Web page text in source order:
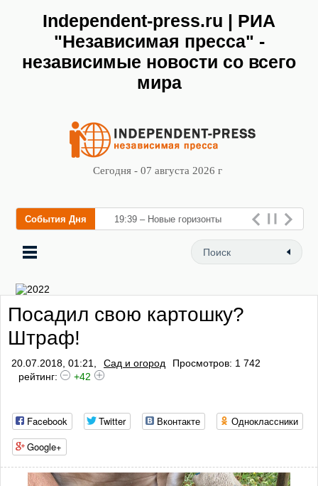
Independent-press.ru | РИА
"Независимая пресса" -
независимые новости со всего
мира
Сегодня - 07 августа 2026 г
События Дня 19:39 – Новые горизонты
флебологии: в Москве
открылся «Городской центр
заболеваний вен и
Посадил свою картошку?
Штраф!
20.07.2018, 01:21, Сад и огород
Просмотров: 1 742
рейтинг:
+42
Facebook Twitter Вконтакте
Одноклассники
Google+